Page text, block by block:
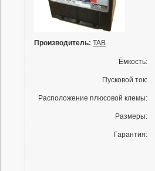
Производитель: TAB
Ёмкость:
Пусковой ток:
Расположение плюсовой клемы:
Размеры:
Гарантия: